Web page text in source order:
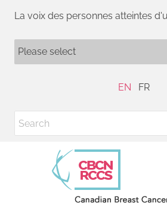
La voix des personnes atteintes
EN FR